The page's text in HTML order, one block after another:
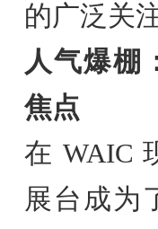
的广泛关注
人气爆棚
焦点
在 WAIC
展台成为